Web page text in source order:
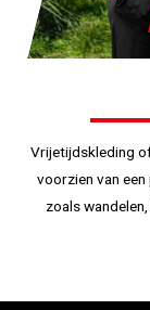
Vrijetijdskleding
voorzien van
zoals